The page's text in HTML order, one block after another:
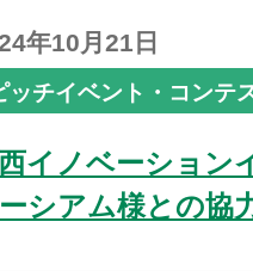
年10月21日
ッチイベント・コンテ
イノベーション
シアム様との協